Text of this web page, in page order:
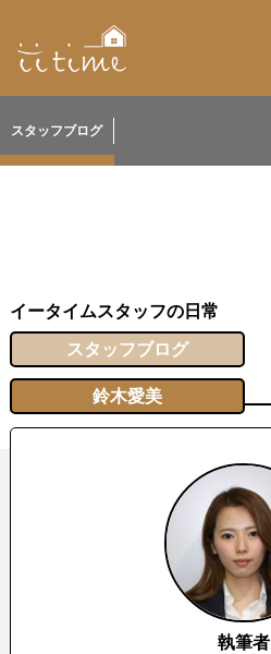
スタッフブログ
イータイムスタッフの日常
スタッフブログ
鈴木愛美
執筆者